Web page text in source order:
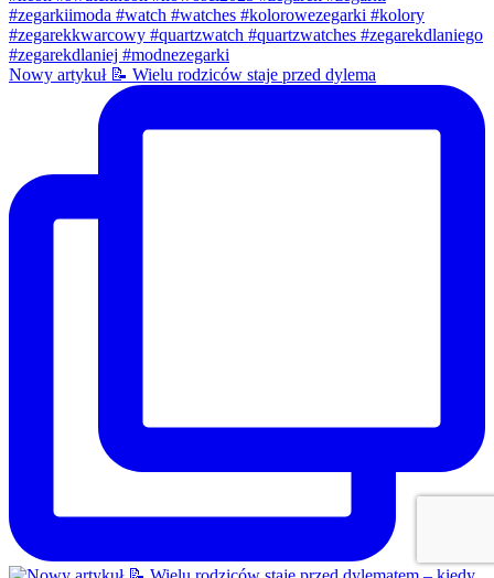
Nowy artykuł 📝 Wielu rodziców staje przed dylema